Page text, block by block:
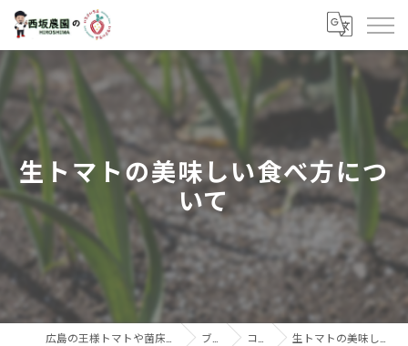
生トマトの美味しい食べ方につ
いて
ブログ コラム 生トマトの美味しい食べ方について